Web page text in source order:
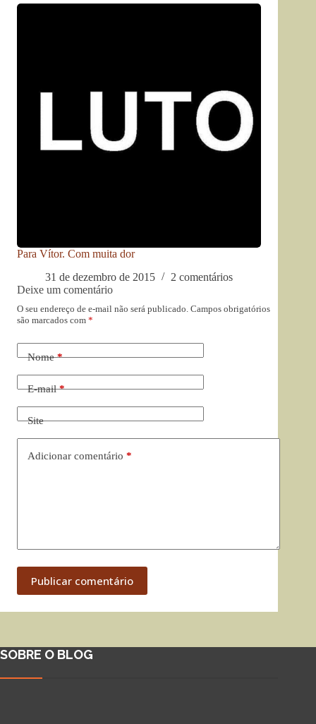
Para Vítor. Com muita dor
31 de dezembro de 2015
2 comentários
Deixe um comentário
O seu endereço de e-mail não será publicado. Campos obrigatórios
são marcados com *
Nome*
E-mail*
Site
Adicionar comentário *
Publicar comentário
SOBRE O BLOG